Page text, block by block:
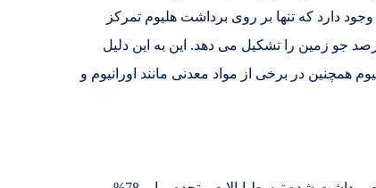
دارد که تنها بر روی برداشت هلیوم تمرکز
دومین عنصر فراوان در جهان است، اما تنها 0.00052 درصد جو زمین را تشکیل می دهد. این به این دلیل
در برخی از مواد معدنی مانند اورانیوم و